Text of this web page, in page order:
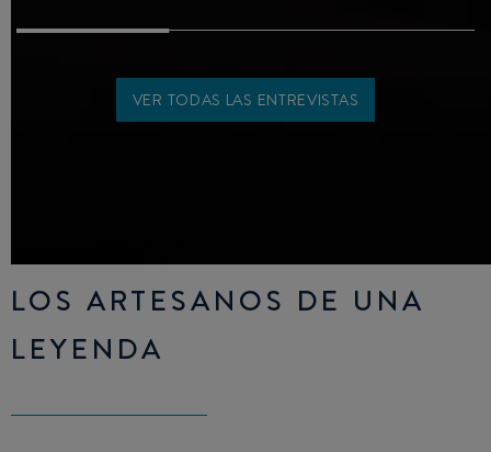
VER TODAS LAS ENTREVISTAS
LOS ARTESANOS DE UNA
LEYENDA